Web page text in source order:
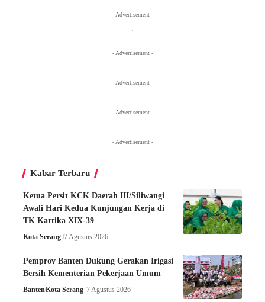
- Advertisement -
- Advertisement -
- Advertisement -
- Advertisement -
- Advertisement -
Kabar Terbaru
Ketua Persit KCK Daerah III/Siliwangi
Awali Hari Kedua Kunjungan Kerja di
TK Kartika XIX-39
Kota Serang 7 Agustus 2026
Pemprov Banten Dukung Gerakan Irigasi
Bersih Kementerian Pekerjaan Umum
BantenKota Serang 7 Agustus 2026